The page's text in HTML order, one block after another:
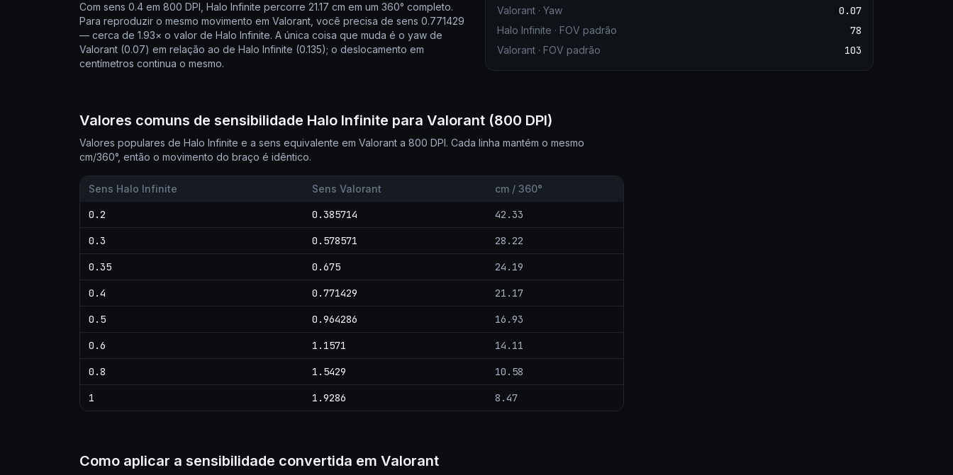
Com sens 0.4 em 800 DPI, Halo Infinite percorre 21.17 cm em um 360° completo.
Para reproduzir o mesmo movimento em Valorant, você precisa de sens 0.771429
— cerca de 1.93× o valor de Halo Infinite. A única coisa que muda é o yaw de
Valorant (0.07) em relação ao de Halo Infinite (0.135); o deslocamento em
centímetros continua o mesmo.
Valorant · Yaw 0.07
Halo Infinite · FOV padrão 78
Valorant · FOV padrão 103
Valores comuns de sensibilidade Halo Infinite para Valorant (800 DPI)
Valores populares de Halo Infinite e a sens equivalente em Valorant a 800 DPI. Cada linha mantém o mesmo
cm/360°, então o movimento do braço é idêntico.
Sens Halo Infinite Sens Valorant cm / 360°
0.2 0.385714 42.33
0.3 0.578571 28.22
0.35 0.675 24.19
0.4 0.771429 21.17
0.5 0.964286 16.93
0.6 1.1571 14.11
0.8 1.5429 10.58
1 1.9286 8.47
Como aplicar a sensibilidade convertida em Valorant